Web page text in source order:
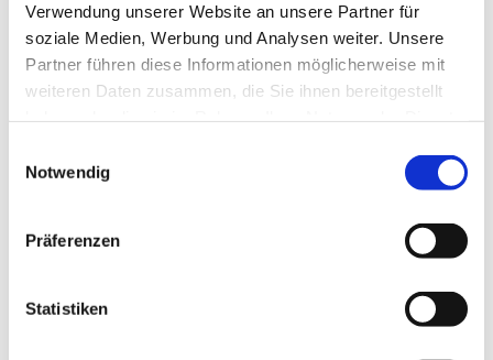
Verwendung unserer Website an unsere Partner für
soziale Medien, Werbung und Analysen weiter. Unsere
Partner führen diese Informationen möglicherweise mit
weiteren Daten zusammen, die Sie ihnen bereitgestellt
Notwendig
Präferenzen
Statistiken
Dies könnte Sie auch